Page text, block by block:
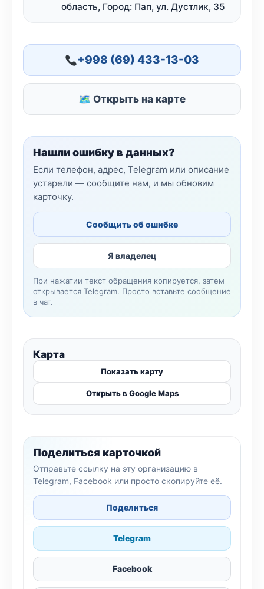
область, Город: Пап, ул. Дустлик, 35
+998 (69) 433-13-03
🗺 Открыть на карте
Нашли ошибку в данных?
Если телефон, адрес, Telegram или описание
устарели — сообщите нам, и мы обновим
карточку.
Сообщить об ошибке
Я владелец
При нажатии текст обращения копируется, затем
открывается Telegram. Просто вставьте сообщение
в чат.
Карта
Показать карту
Открыть в Google Maps
Поделиться карточкой
Отправьте ссылку на эту организацию в
Telegram, Facebook или просто скопируйте её.
Поделиться
Telegram
Facebook